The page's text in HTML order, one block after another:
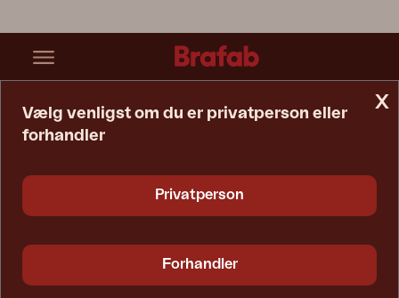
Solseng
x
Vælg venligst om du er privatperson eller
forhandler
Privatperson
Forhandler